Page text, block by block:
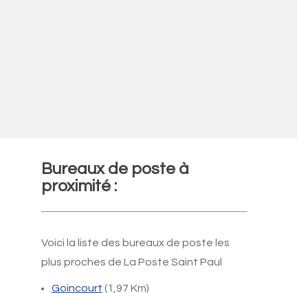
Bureaux de poste à
proximité :
Voici la liste des bureaux de poste les
plus proches de La Poste Saint Paul
Goincourt (1,97 Km)